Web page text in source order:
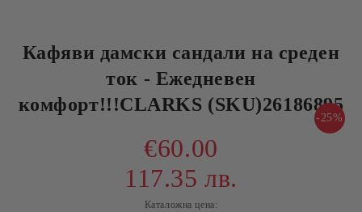
Кафяви дамски сандали на среден
ток - Ежедневен
комфорт!!!CLARKS (SKU)26186895
-25%
€60.00
117.35 лв.
Каталожна цена: